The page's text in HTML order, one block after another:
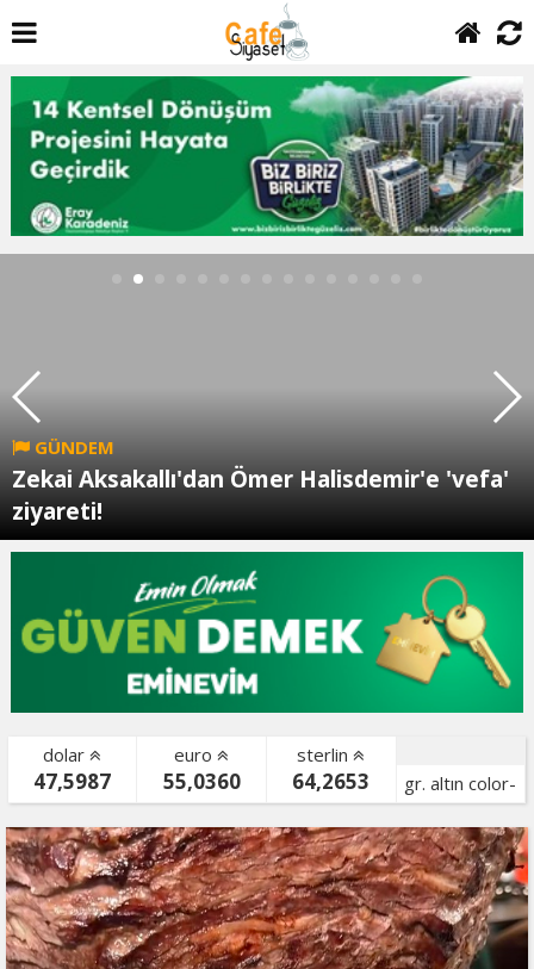
GÜNDEM
Zekai Aksakallı'dan Ömer Halisdemir'e 'vefa'
ziyareti!
dolar
47,5987
euro
55,0360
sterlin
64,2653
gr. altın color-
bist color-